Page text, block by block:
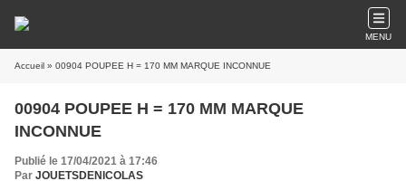
MENU
Accueil » 00904 POUPEE H = 170 MM MARQUE INCONNUE
00904 POUPEE H = 170 MM MARQUE
INCONNUE
Publié le 17/04/2021 à 17:46
Par JOUETSDENICOLAS